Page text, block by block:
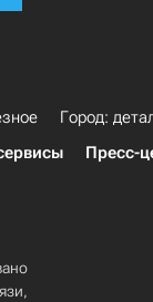
Город:
Пресс-